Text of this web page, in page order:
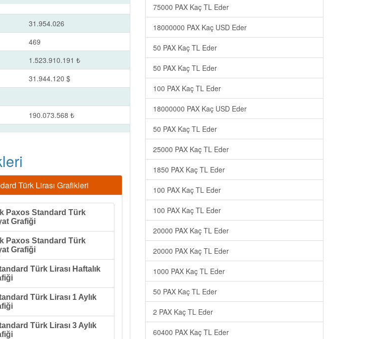
31.954.026
469
1.523.910.191 ₺
31.944.120 $
190.073.568 ₺
Türk Lirası Grafikleri
Paxos Standard Türk
Grafiği
Paxos Standard Türk
Grafiği
Türk Lirası Haftalık
Türk Lirası 1 Aylık
Türk Lirası 3 Aylık
75000 PAX Kaç TL Eder
18000000 PAX Kaç USD Eder
50 PAX Kaç TL Eder
50 PAX Kaç TL Eder
100 PAX Kaç TL Eder
18000000 PAX Kaç USD Eder
50 PAX Kaç TL Eder
25000 PAX Kaç TL Eder
1850 PAX Kaç TL Eder
100 PAX Kaç TL Eder
100 PAX Kaç TL Eder
20000 PAX Kaç TL Eder
20000 PAX Kaç TL Eder
1000 PAX Kaç TL Eder
50 PAX Kaç TL Eder
2 PAX Kaç TL Eder
60400 PAX Kaç TL Eder